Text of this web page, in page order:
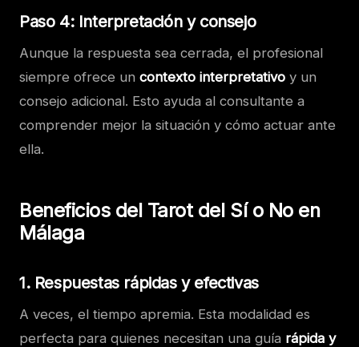
Paso 4: Interpretación y consejo
Aunque la respuesta sea cerrada, el profesional
siempre ofrece un contexto interpretativo y un
consejo adicional. Esto ayuda al consultante a
comprender mejor la situación y cómo actuar ante
ella.
Beneficios del Tarot del Sí o No en
Málaga
1. Respuestas rápidas y efectivas
A veces, el tiempo apremia. Esta modalidad es
perfecta para quienes necesitan una guía rápida y